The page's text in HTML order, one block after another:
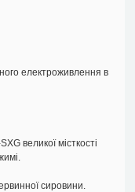
електроживлення в
великої місткості
сировини.